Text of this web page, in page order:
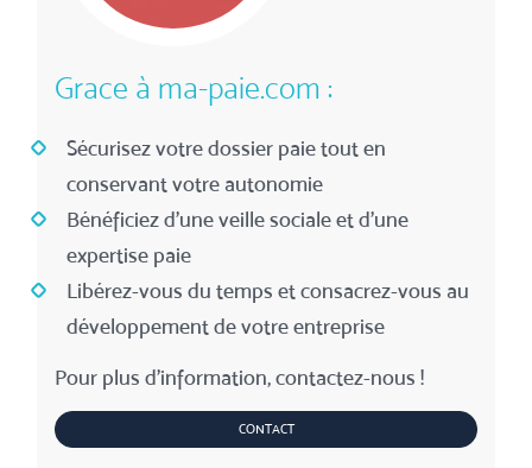
Grace à ma-paie.com :
Sécurisez votre dossier paie tout en
conservant votre autonomie
Bénéficiez d'une veille sociale et d'une
expertise paie
Libérez-vous du temps et consacrez-vous au
développement de votre entreprise
Pour plus d'information, contactez-nous !
CONTACT